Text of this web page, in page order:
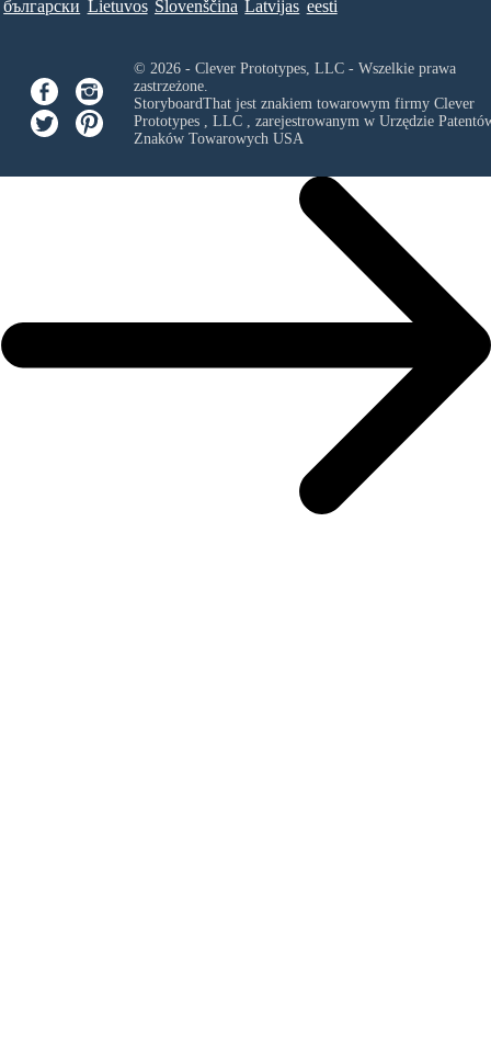
български Lietuvos Slovenščina Latvijas eesti
© 2026 - Clever Prototypes, LLC - Wszelkie prawa
zastrzeżone.
StoryboardThat jest znakiem towarowym firmy Clever
Prototypes , LLC, zarejestrowanym w Urzędzie
Znaków Towarowych USA